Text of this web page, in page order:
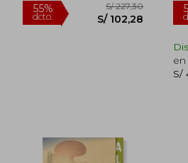
40%
dcto.
S/ 148,55
S/ 89,13
en
S/